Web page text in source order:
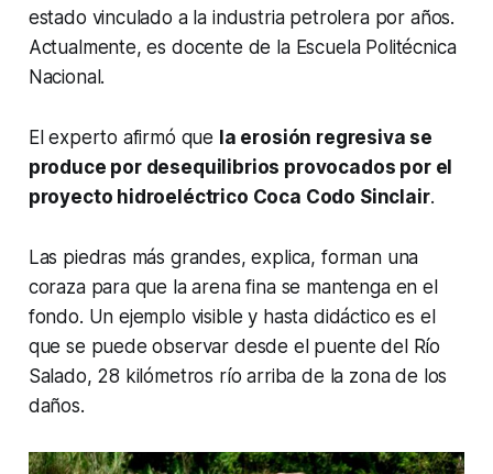
estado vinculado a la industria petrolera por años.
Actualmente, es docente de la Escuela Politécnica
Nacional.
El experto afirmó que la erosión regresiva se
produce por desequilibrios provocados por el
proyecto hidroeléctrico Coca Codo Sinclair.
Las piedras más grandes, explica, forman una
coraza para que la arena fina se mantenga en el
fondo. Un ejemplo visible y hasta didáctico es el
que se puede observar desde el puente del Río
Salado, 28 kilómetros río arriba de la zona de los
daños.